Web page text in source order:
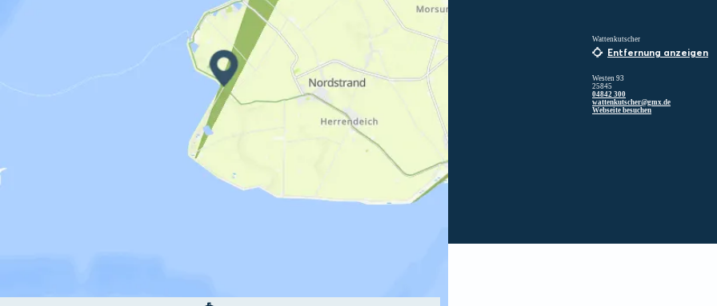
Wattenkutscher
Entfernung anzeigen
Westen 93
25845
04842 300
wattenkutscher@gmx.de
Webseite besuchen